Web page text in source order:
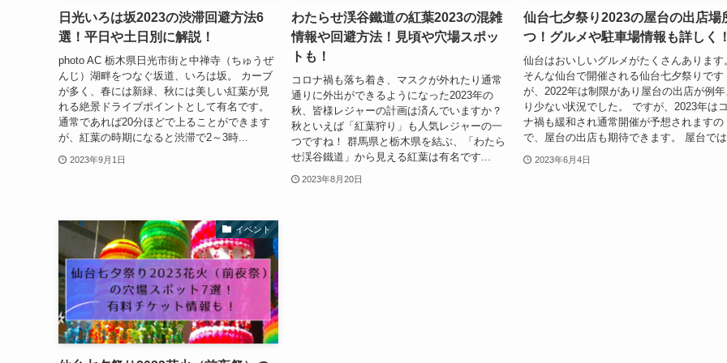
日光いろは坂2023の渋滞回避方法6
選！平日や土日別に解説！
photo AC 栃木県日光市街と中禅寺（ちゅうぜ
んじ）湖畔をつなぐ坂道、いろは坂。 カーブ
が多く、春には新緑、秋には美しい紅葉が見
れる絶景ドライブポイントとして有名です。
通常であれば20分ほどで上ることができます
が、紅葉の時期になると渋滞で2～3時...
2023年9月1日
わたらせ渓谷鐵道の紅葉2023の混雑
情報や回避方法！見頃や穴場スポッ
トも！
コロナ禍も落ち着き、マスクが外れたり通常
通りに外出ができるようになった2023年の
秋、皆様レジャーの計画は済んでいますか？
秋といえば「紅葉狩り」も人気レジャーの一
つですね！ 群馬県と栃木県を結ぶ、「わたら
せ渓谷鐵道」から見える紅葉は有名です...
2023年8月20日
仙台七夕祭り2023の屋台の出店場
つ！グルメや駐車場情報も詳しく！
仙台はおいしいグルメがたくさんあります
そんな仙台で開催される仙台七夕祭りです
が、2022年は制限があり屋台の出店が例年
り少ない状況でした。 ですが、2023年は
ナ禍も緩和され通常開催が予想されますの
で、屋台の出店も期待できます。 屋台では
2023年6月4日
イベント